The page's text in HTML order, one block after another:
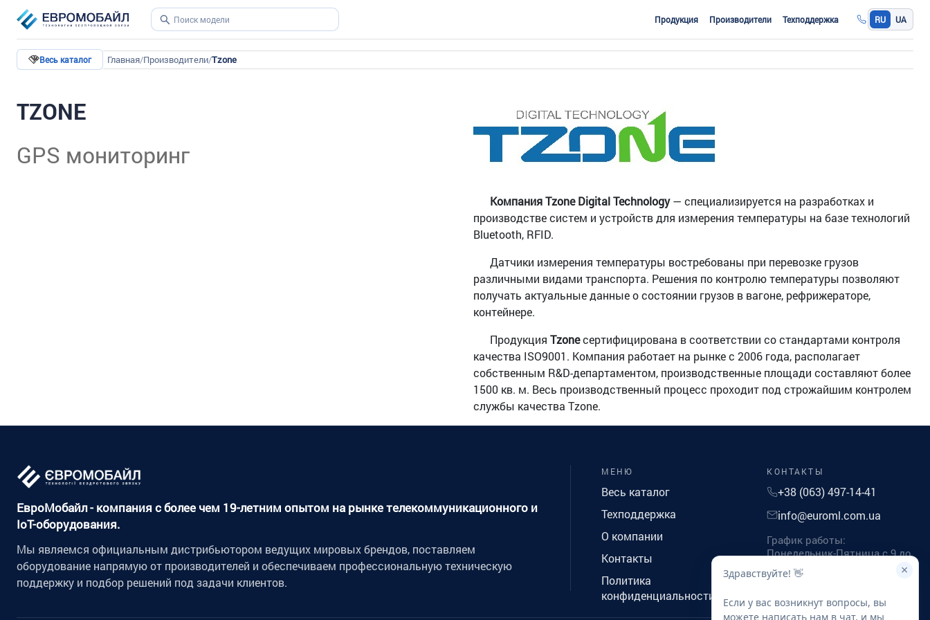
Продукция Производители Техподдержка RU UA
Весь каталог Главная/Производители/Tzone
TZONE
GPS мониторинг
Компания Tzone Digital Technology— специализируется на разработках и
производстве систем и устройств для измерения температуры на базе технологий
Bluetooth, RFID.
Датчики измерения температуры востребованы при перевозке грузов
различными видами транспорта. Решения по контролю температуры позволяют
получать актуальные данные о состоянии грузов в вагоне, рефрижераторе,
контейнере.
Продукция Tzoneсертифицирована в соответствии со стандартами контроля
качества ISO9001. Компания работает на рынке с 2006 года, располагает
собственным R&D-департаментом, производственные площади составляют более
1500 кв. м. Весь производственный процесс проходит под строжайшим контролем
службы качества Tzone.
ЕвроМобайл - компания с более чем 19-летним опытом на рынке телекоммуникационного и
IoT-оборудования.
Мы являемся официальным дистрибьютором ведущих мировых брендов, поставляем
оборудование напрямую от производителей и обеспечиваем профессиональную техническую
поддержку и подбор решений под задачи клиентов.
МЕНЮ
Весь каталог
Техподдержка
О компании
Контакты
Политика
конфиденциальности
КОНТАКТЫ
+38 (063) 497-14-41
info@euroml.com.ua
График работы:
Понедельник-Пятница с 9 до
18
Здравствуйте! 👋
Если у вас возникнут вопросы, вы
можете написать нам в чат, и мы
×